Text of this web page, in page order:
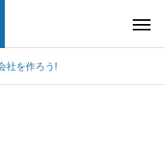
社を作ろう!